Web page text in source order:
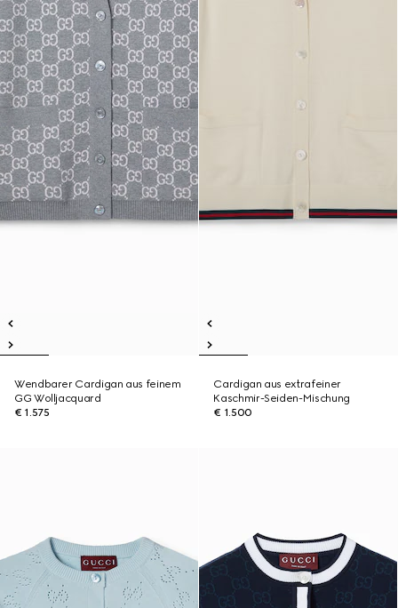
Wendbarer Cardigan aus feinem
GG Wolljacquard
€ 1.575
Cardigan aus extrafeiner
Kaschmir-Seiden-Mischung
€ 1.500